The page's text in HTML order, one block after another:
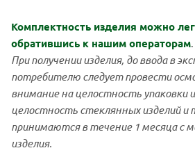
Время установления
рабочего режима после
включения, мин, не более
5
Срок службы
амперометрического
сенсора
Не
Потребляемая мощность,
Комплектность изделия можно
обратившись к нашим операторам.
При получении изделия, до ввода в
потребителю следует провести
внимание на целостность упаковки
целостность стеклянных изделий и
принимаются в течение 1 месяца с
изделия.